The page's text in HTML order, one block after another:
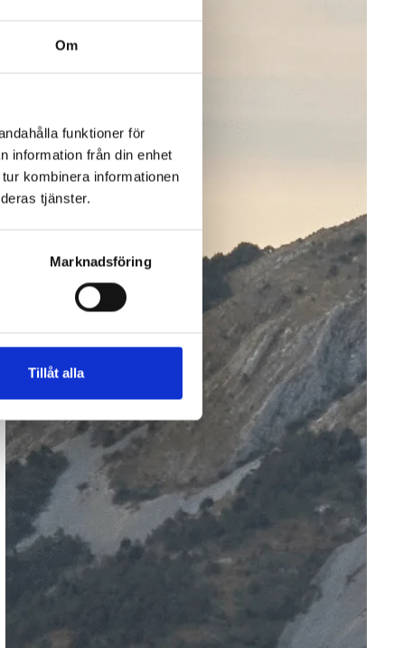
Om
funktioner för
information från din enhet
kombinera informationen
tjänster.
Marknadsföring
Tillåt alla